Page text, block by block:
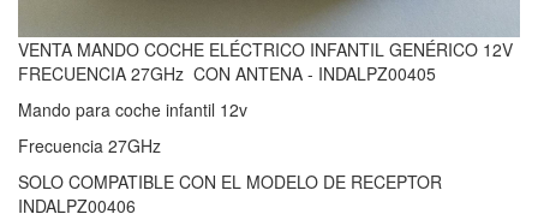
VENTA MANDO COCHE ELÉCTRICO INFANTIL GENÉRICO 12V
FRECUENCIA 27GHz CON ANTENA - INDALPZ00405
Mando para coche infantil 12v
Frecuencia 27GHz
SOLO COMPATIBLE CON EL MODELO DE RECEPTOR
INDALPZ00406